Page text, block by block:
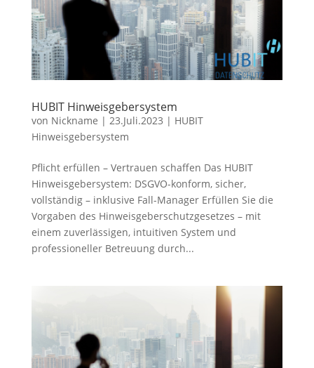
HUBIT Hinweisgebersystem
von Nickname | 23.Juli.2023 | HUBIT
Hinweisgebersystem
Pflicht erfüllen – Vertrauen schaffen Das HUBIT
Hinweisgebersystem: DSGVO-konform, sicher,
vollständig – inklusive Fall-Manager Erfüllen Sie die
Vorgaben des Hinweisgeberschutzgesetzes – mit
einem zuverlässigen, intuitiven System und
professioneller Betreuung durch...